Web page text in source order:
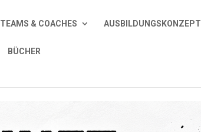
TEAMS & COACHES AUSBILDUNGSKONZEPT
BÜCHER